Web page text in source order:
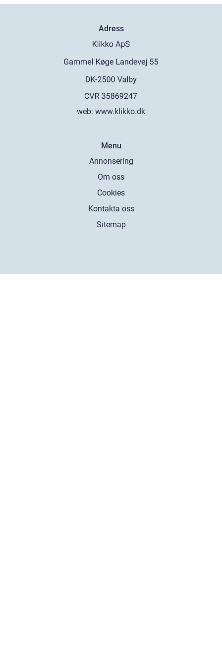
Adress
web: www.klikko.dk
Menu
Annonsering
Om oss
Cookies
Kontakta oss
Sitemap